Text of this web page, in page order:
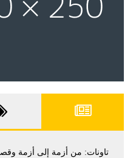
تاونات: من أزمة إلى أزمة